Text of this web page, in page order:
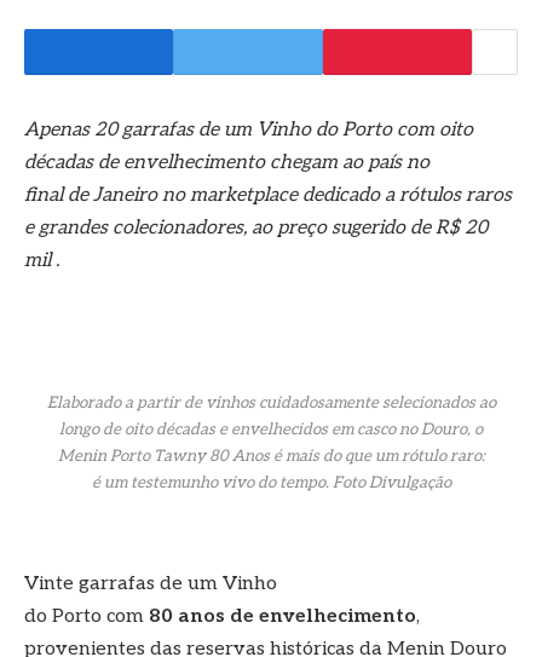
Apenas 20 garrafas de um Vinho do Porto com oito
décadas de envelhecimento chegam ao país no
final de Janeiro no marketplace dedicado a rótulos raros
e grandes colecionadores, ao preço sugerido de R$ 20
mil .
Elaborado a partir de vinhos cuidadosamente selecionados ao
longo de oito décadas e envelhecidos em casco no Douro, o
Menin Porto Tawny 80 Anos é mais do que um rótulo raro:
é um testemunho vivo do tempo. Foto Divulgação
Vinte garrafas de um Vinho
do Porto com 80 anos de envelhecimento,
provenientes das reservas históricas da Menin Douro